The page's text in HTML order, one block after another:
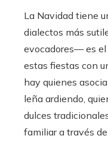
La Navidad tiene
dialectos más
evocadores— es el
estas fiestas con
hay quienes
leña ardiendo,
dulces
familiar a través